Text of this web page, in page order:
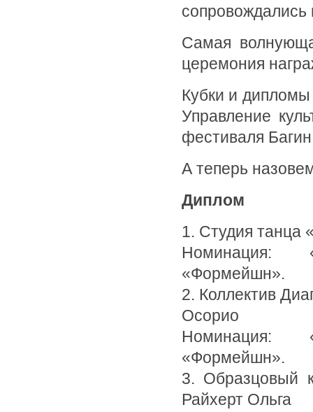
Самая
церемония
Кубки и
Управление
фестиваля
А теперь
Диплом
1. Студия танца
Номинация:
«Формейшн».
2. Коллектив
Осорио
Номинация:
«Формейшн».
3. Образцовый
Райхерт Ольга